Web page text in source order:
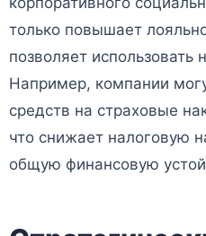
только повышает
позволяет использовать
Например, компании
средств на страховые
что снижает налоговую
общую финансовую